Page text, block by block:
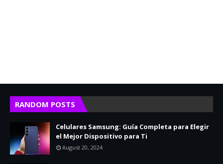
RANDOM POSTS
Celulares Samsung: Guía Completa para Elegir
el Mejor Dispositivo para Ti
August 20, 2024